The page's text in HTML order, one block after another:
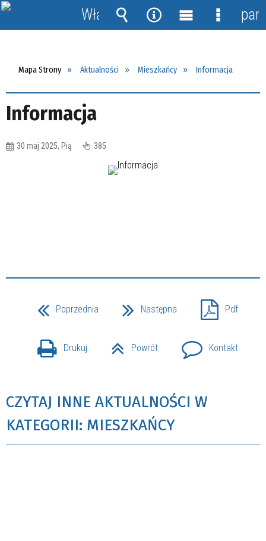
Mapa Strony Aktualności Mieszkańcy Informacja
Informacja
30 maj 2025, Pią 385
Poprzednia Następna Pdf
Drukuj Powrót Kontakt
CZYTAJ INNE AKTUALNOŚCI W
KATEGORII: MIESZKAŃCY
Włącz
powiadomienia
Wyszukiwarka
Narzędzia
MenuMenu